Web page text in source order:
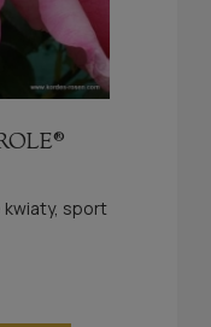
kwiaty, sport